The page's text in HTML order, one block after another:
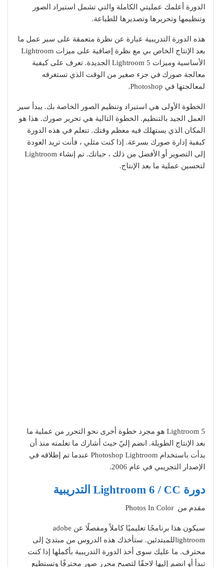
الدورة أعلمك عمليتي الكاملة والتي تشمل استيراد الصور
وتنظيمها وتحريرها وتصديرها للطباعة.
هذه الدورة التدريبية عبارة عن نظرة متعمقة على سير عمل ما
بعد الإنتاج الخاص بي مع نظرة إضافية على ميزات Lightroom
الأساسية وميزات Lightroom 5 الجديدة. تعرف على كيفية
معالجة صورك في جزء صغير من الوقت الذي تستغرقه
لمعالجتها في Photoshop.
الخطوة الأولى هي استيراد وتنظيم الصور الخاصة بك. يبدأ سير
العمل الجيد بالتنظيم. الخطوة التالية هي تحرير صورك. هذا هو
المكان الذي يستهلك فيه معظم وقتك. تتعلم في هذه الدورة
كيفية إدارة صورك بسرعة. إذا كنت مثلي ، فأنت تريد العودة
إلى التصوير أو الأفضل من ذلك ، حياتك. تم إنشاء Lightroom
لتحسين عملية ما بعد الإنتاج.
Lightroom 5 هو مجرد خطوة أخرى نحو التحرر من عملية ما
بعد الإنتاج الطويلة. انضم إليّ حيث أشارك ما تعلمته منذ أن
بدأت باستخدام Photoshop Lightroom عندما تم إطلاقه في
الإصدار التجريبي في عام 2006.
دورة Lightroom 6 / CC التدريبية
مقدم من Photos In Color
سيكون هذا برنامجًا تعليميًا كاملاً ومفصلًا عن adobe
lightroomللمبتدئين. ستأخذك هذه الدروس من مبتدئ إلى
محترف. ما عليك سوى أخذ الدورة التدريبية بأكملها إذا كنت
تبدأ أو انضم إليها لاحقًا لتصبح محرر صور محترفًا وتستطيع